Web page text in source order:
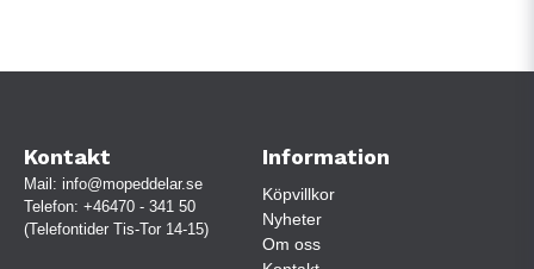
Kontakt
Mail: info@mopeddelar.se
Telefon: +46470 - 341 50
(Telefontider Tis-Tor 14-15)
Information
Köpvillkor
Nyheter
Om oss